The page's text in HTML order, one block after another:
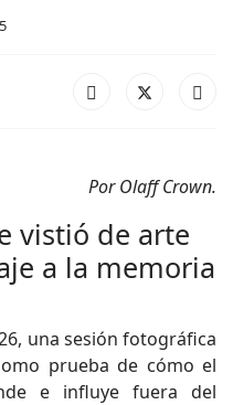
Por Olaff Crown.
vistió de arte
a la memoria
una sesión fotográfica
prueba de cómo el
e influye fuera del